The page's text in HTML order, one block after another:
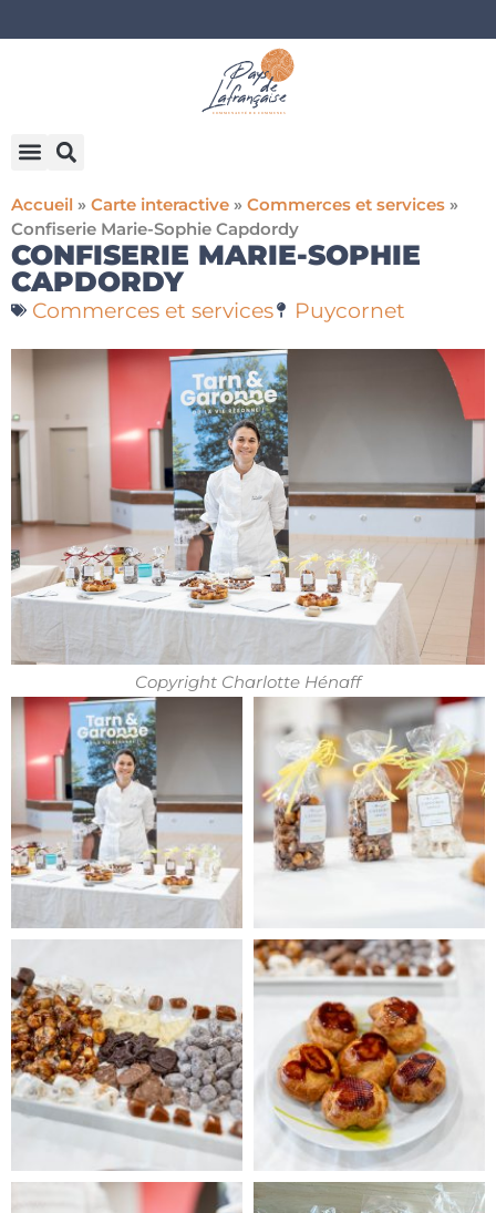
Accueil » Carte interactive » Commerces et services »
Confiserie Marie-Sophie Capdordy
CONFISERIE MARIE-SOPHIE
CAPDORDY
Commerces et services Puycornet
Copyright Charlotte Hénaff